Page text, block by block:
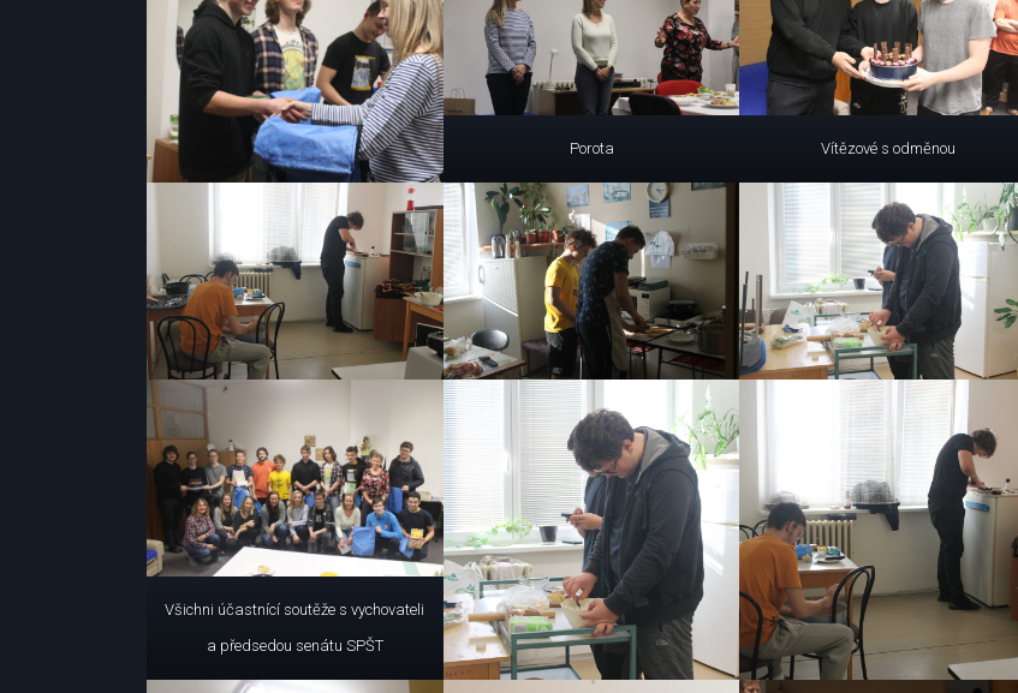
Porota Vítězové s odměnou
Všichni účastnící soutěže s vychovateli
a předsedou senátu SPŠT